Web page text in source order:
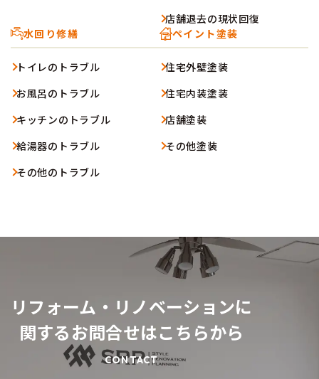
店舗退去の現状回復
水回り修繕
トイレのトラブル
お風呂のトラブル
キッチンのトラブル
給湯器のトラブル
その他のトラブル
ペイント塗装
住宅外壁塗装
住宅内装塗装
店舗塗装
その他塗装
リフォーム・リノベーションに
関するお問合せはこちらから